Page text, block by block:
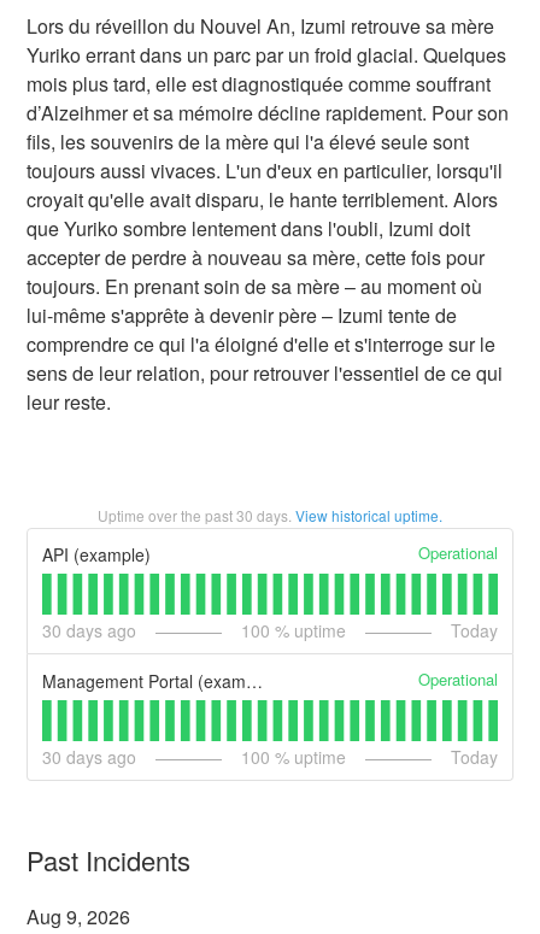
Lors du réveillon du Nouvel An, Izumi retrouve sa mère
Yuriko errant dans un parc par un froid glacial. Quelques
mois plus tard, elle est diagnostiquée comme souffrant
d’Alzeihmer et sa mémoire décline rapidement. Pour son
fils, les souvenirs de la mère qui l'a élevé seule sont
toujours aussi vivaces. L'un d'eux en particulier, lorsqu'il
croyait qu'elle avait disparu, le hante terriblement. Alors
que Yuriko sombre lentement dans l'oubli, Izumi doit
accepter de perdre à nouveau sa mère, cette fois pour
toujours. En prenant soin de sa mère – au moment où
lui-même s'apprête à devenir père – Izumi tente de
comprendre ce qui l'a éloigné d'elle et s'interroge sur le
sens de leur relation, pour retrouver l'essentiel de ce qui
leur reste.
Uptime over the past30 days. View historical uptime.
API (example) Operational
30 days ago 100 % uptime Today
Management Portal (example) Operational
30 days ago 100 % uptime Today
Past Incidents
Aug9,2026